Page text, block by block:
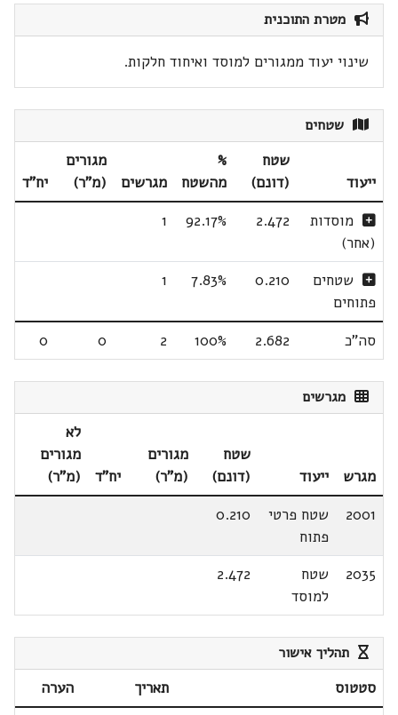
מטרת התוכנית
שינוי יעוד ממגורים למוסד ואיחוד חלקות.
שטחים
ייעוד
שטח
(דונם)
%
מהשטח
מגרשים
מגורים
(מ"ר)
יח"ד
מוסדות
(אחר)
2.472
92.17%
1
שטחים
פתוחים
0.210
7.83%
1
סה"כ 2.682
100%
2
0
0
מגרשים
מגרש ייעוד
שטח
(דונם)
מגורים
(מ"ר)
יח"ד
לא
מגורים
(מ"ר)
2001
שטח פרטי
פתוח
0.210
2035
שטח
למוסד
2.472
תהליך אישור
סטטוס תאריך
הערה